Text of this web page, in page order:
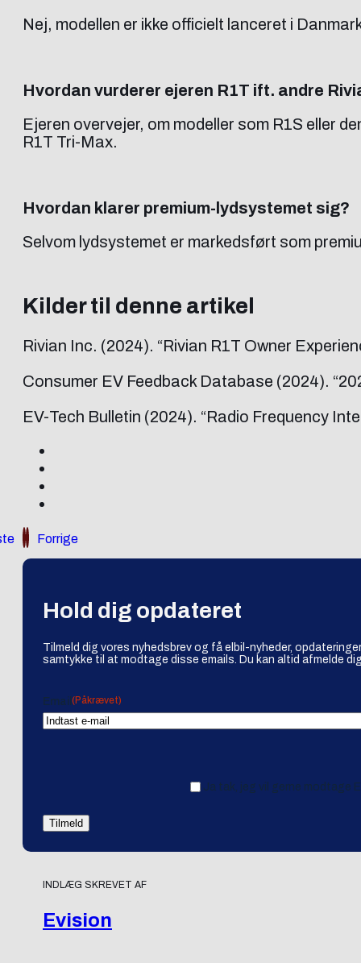
Nej, modellen er ikke officielt lanceret i
Hvordan vurderer ejeren R1T ift. andre
Ejeren overvejer, om modeller som R1S eller
R1T Tri-Max.
Hvordan klarer premium-lydsystemet sig?
Selvom lydsystemet er markedsført som
Kilder til denne artikel
Rivian Inc. (2024). “Rivian R1T Owner
Consumer EV Feedback Database (2024).
EV-Tech Bulletin (2024). “Radio Frequency
Forrige
Hold dig opdateret
Tilmeld dig vores nyhedsbrev og få elbil-nyheder,
samtykke til at modtage disse emails. Du kan altid afmelde
Email (Påkrævet)
Ja tak, jeg vil gerne modtage
INDLÆG SKREVET AF
Evision